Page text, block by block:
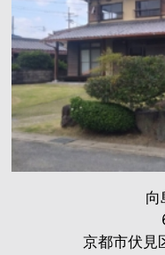
向
京都市伏見